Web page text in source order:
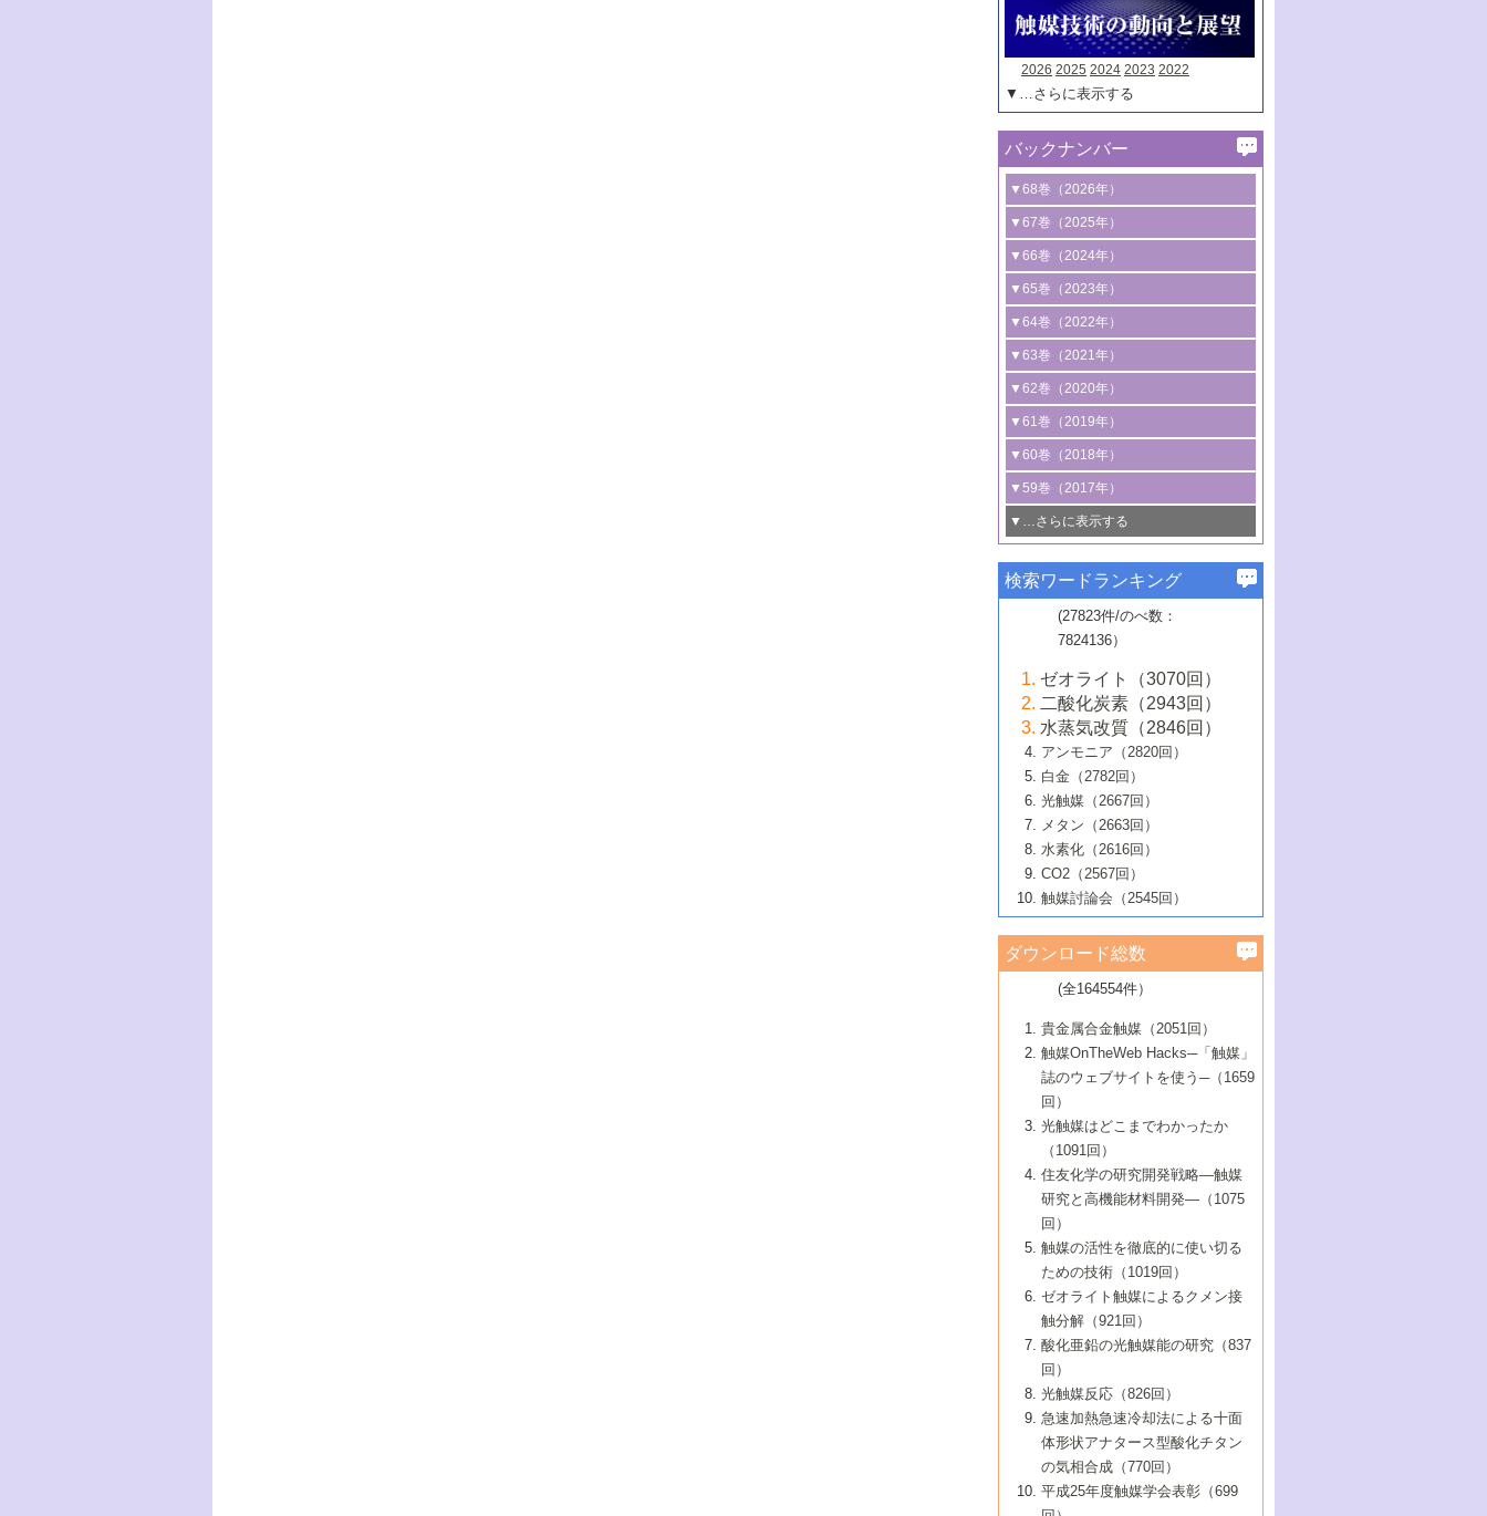
2026 2025 2024 2023 2022
▼…さらに表示する
バックナンバー
▼68巻（2026年）
1号 過酸化水素合成に関する研究動向
2号 コンピューター技術により加速する
触媒開発
3号 有機分子変換やCO 資源化のための
光触媒に関する最近の研究
B号 第137回触媒討論会（2026年）
▼67巻（2025年）
1号 CO
水素化によるグリーン燃料/グリ
ーンケミカル製造
2号 水素製造のための水分解技術に関す
る最近の研究
3号 オレフィン系樹脂の精密合成に関す
る最新技術
4号 アルコール類の効率的変換を実現す
る非貴金属触媒の研究動向
5号 ゼオライトの合成と応用における研
究動向
6号 ヘテロ接合界面
B号 第135回触媒討論会（2025年）
▼66巻（2024年）
1号 低次元ナノ構造を有する触媒材料
2号 規制反応場を活用した固体触媒研究
の新展開
3号 未踏分子変換を目指した酸化触媒プ
ロセスの最前線
4号 シンクロトロン放射光および中性子
線を利用した触媒解析技術の最先端
5号 単原子触媒
6号 参照触媒委員会からのお知らせ
B号 第133回触媒討論会（2023年）
▼65巻（2023年）
1号 炭素が関わる触媒機能
2号 プラスチックケミカルリサイクルの
ための触媒技術
3号 非酸化物系金属化合物を基盤とした
触媒材料の開発
4号 格子酸素・格子酸素欠陥を利用した
触媒反応
5号 生体触媒によるエネルギー変換反応
6号 窒素とリンの循環のための触媒・機
能性材料
▼64巻（2022年）
1号 合成ガス製造とCOを用いるケミカル
ズ合成の最新動向
2号 化学品合成のための合金触媒開発
3号 CO の排出削減および有効活用のた
めの触媒技術
4号 若手による情報発信企画～とびたて
若き触媒の研究者たち～（1）
若き触媒の研究者たち～（2）
6号 石油のノーブル・ユースを志向した
触媒技術
大学：オンライン・対面開催）
▼63巻（2021年）
1号 金触媒の新展開
2号 ペロブスカイト
3号 特殊反応場を利用した触媒的分子変
換反応
4号 多孔質材料を用いた触媒の新展開
5号 情報学的手法を用いた触媒開発
6号 カーボンニュートラルに向けた電解
技術
B号 第127回触媒討論会（2021年・オン
ライン開催(Zoom)のみ）
▼62巻（2020年）
1号 触媒設計を拓く欠陥構造のキャラク
タリゼーション
2号 機能化学品製造に資するクリーンな
触媒的酸化反応
3号 水処理のための触媒化学
4号 光触媒を用いた水分解の最新の研究
動向
5号 次世代の触媒プロセスを支えるマイ
6号 メタン転換技術の最新動向
B号 第125回触媒討論会（2020年・工学
院大学）
▼61巻（2019年）
1号 物質移動制御に着目した触媒プロセ
ス開発
2号 CO2 フリー水素サプライチェーンに
関わる触媒開発動向
3号 精密高分子合成に関する最近の研究
動向
4号 バイオマス化成品製造のための触媒
5号 固体触媒による含窒素有機化合物変
換の最前線
6号 貴金属使用量低減に向けた自動車排
ガス浄化触媒の開発
B号 第123回触媒討論会（2019年・大阪
▼60巻（2018年）
1号 固体酸触媒の最新の研究動向
2号 二酸化炭素からの有用化学品合成
3号 ナノ粒子・クラスター触媒の最前線
4号 60周年記念企画
5号 進化するゼオライト合成技術
6号 非貴金属系触媒における電気化学的
B号 第121回触媒討論会（2018年・東京
大学）
▼59巻（2017年）
1号 いたるところに，触媒
最先端技術
3号 無機分離膜材料の開発と触媒反応プ
ロセスへの適用
5号 水素のふるまいを解き明かす最先端
研究
6号 低級アルカンの有効利用のための触
媒技術
B号 第119回触媒討論会（2017年・首都
大学東京）
▼…さらに表示する
1号 ユニークな構造の高分子を生み出す触
2号 リグニンからの化成品製造に向けた触
媒技術
3号 触媒研究の最先端～とびたて若き研究
者たち～（1）
4号 触媒研究の最先端～とびたて若き研究
者たち～（2）
5号 触媒研究の最先端～とびたて若き研究
者たち～（3）
6号 イオニクス材料と燃料電池・電解合成
の最新の研究動向
B号 第117回触媒討論会（2016年・大阪府
立大学）
▼57巻（2015年）
1号 水素キャリアにかかわる触媒技術の新
2号 石油精製用触媒の最近の進展
3号 固体酸化物形燃料電池（SOFC）におけ
るアノード触媒上での燃料直接改質技術
4号 コアシェル構造の制御による触媒機能
5号 工業触媒およびその周辺技術の最近の
進歩
6号 ナノシート
B号 第115回触媒討論会（2015年・成蹊大
▼56巻（2014年）
2号 光触媒反応機構に関する最新の研究動
向
開発動向
4号 人工光合成に向けた近年のアプローチ
5号 未利用熱エネルギーの有効活用に貢献
する触媒技術
6号 ポリオキソメタレート
B号 第113回触媒討論会（2014年・ロワジ
ールホテル豊橋）
1号 高耐久性燃料電池システム用触媒にお
ける新展開
2号 リビングラジカル重合の最近の動向
3号 天然ガスの化学工業的展開に関する触
媒技術
4号 貴金属触媒の精密構造制御とその活用
5号 バイオマス化成品製造のための固体触
6号 ナノ空間─吸着状態解析から新機能開拓
B号 第111回触媒討論会（2013年・関西大
▼54巻（2012年）
1号 規則性多孔体の利用技術における最近
の進歩
2号 第109回触媒討論会
3号 貴金属低減技術の最新動向
4号 貴金属代替技術の最新動向
5号 光触媒による物質変換反応の新展開
6号 グラフェン
7号 水素を利用する化成品合成の新潮流
▼53巻（2011年）
1号 金属学から見る合金触媒の新展開
2号 第107回触媒討論会
3号 触媒のその場観察法の進歩（１）
4号 触媒のその場観察法の進歩（２）
5号 不活性結合の触媒的活性化による有機
合成
6号 新しい固体酸触媒技術
7号 ゼオライト合成における最近の進歩
▼52巻（2010年）
1号 触媒の劣化対策と長寿命触媒開発
2号 第105回触媒討論会
3号 ナノ構造が拓く新機能
4号 活性サイトおよびその環境の精密な設
計による触媒の高機能化
5号 触媒を有効に使うための技術
7号 有機分子触媒による精密有機合成
8号 高機能化ポリオレフィンに向けた重合
触媒の最近の進展
1号 炭素材料－熱い注目を集める材料－
2号 第103回触媒討論会
3号 環境浄化用光触媒の現状と課題
4号 水素社会の実現に向けた水素製造・貯
蔵技術の進歩
5号 CO2が関わる触媒・材料
7号 持続可能社会実現のための触媒および
触媒関連技術
▼50巻（2008年）
1号 触媒化学と学会のこの10年，半世紀，
そして未来
2号 第101回触媒討論会
4号 錯体を利用したユニークな表面構造の
構築と機能
5号 若手会員による触媒研究の未来展望1：
企業編
6号 第102回触媒討論会
7号 触媒・化学反応における計算化学の進
8号 若手研究者による触媒研究の未来展望
2：大学・研究所編
▼49巻（2007年）
1号 含フッ素化合物の合成と触媒
2号 第99回触媒討論会
3号 実用的ファインケミカル合成プロセス
を実現する触媒
5号 こんな物質，あんな物質―新たな触媒
の可能性―
7号 『結晶の化学』を活かした触媒研究
8号 イオン液体の応用
▼48巻（2006年）
1号 固体酸触媒の最近の進歩
2号 第97回触媒討論会
3号 リビング重合触媒の最近の展開
5号 水素製造・貯蔵のための触媒技術の新
しい展開
6号 第98回触媒討論会
7号 基礎化学品製造の触媒技術
8号 多機能型リアクター
1号 最近の触媒担体とその効果
2号 第95回触媒討論会
4号 水分解用光触媒材料
5号 時間分解分光の進歩と応用
6号 第96回触媒討論会
8号 超臨界流体を用いた化学プロセスの新
▼46巻（2004年）
1号 部分酸化反応触媒の最前線
2号 第93回触媒討論会
3号 特殊エネルギー場の触媒反応
4号 生体内における金属の触媒作用
5号 ファインケミカルズの展開に寄与する
6号 第94回触媒討論会
7号 サブナノレベルでみた新しい表面現象
8号 オレフィン重合触媒の新たな展
▼45巻（2003年）
1号 なぜこの触媒が良いのか？
2号 第91回触媒討論会
3号 最近の自動車排ガス処理技術
4号 触媒研究の現状と将来─第90回触媒討論
5号 基礎化学品製造の触媒技術
6号 第92回触媒討論会
7号 基礎化学品製造の触媒技術
8号 資源の循環と触媒技術
▼44巻（2002年）
1号 高次制御された触媒の化学
2号 第89回触媒討論会
3号 触媒を利用した電気化学の新展開
4号 ナノ材料の調製と機能化
5号 こんな触媒が欲しい
6号 第90回触媒討論会
7号 触媒研究と学術雑誌/情報
8号 若い世代からみた触媒化学の現状と未
▼43巻（2001年）
1号 グリーンケミストリーと触媒
2号 第87回触媒討論会特集号
3号 生体触媒とバイオプロセス
4号 水素製造・利用の触媒化学
5号 触媒研究における新しい切り口：コン
ビナトリアルケミストリー
6号 第88回触媒討論会特集号
7号 企業における触媒研究のブレークスル
8号 この材料を触媒として使ってみません
▼42巻（2000年）
1号 触媒反応工学の明日を拓く
2号 第85回触媒討論会
3号 反応ダイナミクス
5号 触媒のおもしろさをどのように伝える
6号 第86回触媒討論会
7号 水素化精製触媒の新しい展開
8号 新しい反応性と機能性を目指した金属
クラスタ-化学
▼41巻（1999年）
1号 孔、穴、あな?-特異な空間とその利用-
2号 第83回触媒討論会
3号 均一系触媒反応最前線
4号 実用炭素材料の新展開
5号 研究の方法論を考える
7号 機能性金属材料と触媒
8号 触媒研究へのNMRの応用と展望
▼40巻（1998年）
進展と21世紀への提言/創立40周年記念・触
媒学会この10年の歩みとこれから/創立40周
2号 第81回触媒討論会
3号 計算機触媒化学へのさそい
4号 触媒劣化の制御と予測
5号 最新の実用プロセスと触媒
6号 第82回触媒討論会
7号 ナノ構造体の化学
8号 あの反応は今
1号 均一系と不均一系触媒反応-その特徴と
接点
2号 第79回触媒討論会
3号 最新NO除去触媒の実用化研究
4号 新しい反応場を目指した触媒調製
5号 反応・分離技術の新しい展開
6号 第80回触媒討論会
8号 AFMでみる世界
▼38巻（1996年）
1号 触媒の構造と触媒作用/C1化学を中心と
する21世紀への触媒
3号 オリンピックメダル:金・銀・銅はどん
な触媒作用を示すか
4号 触媒作用における機能の複合化
5号 未来を拓け！若手研究者
6号 第78回触媒討論会
7号 ダイナミックな領域への触媒研究の展
開/C1化学を中心とする21世紀への触媒
▼37巻（1995年）
1号 ファインケミカルズと固体触媒
2号 第75回触媒討論会
3号 希土類を利用した触媒
4号 触媒とリサイクル
5号 エネルギー変換触媒
6号 第76回触媒討論会
7号 表面吸着相の新しい展開
8号 マイクロポーラス・クリスタル触媒の
▼36巻（1994年）
1号 電気化学と触媒
2号 第73回触媒討論会
3号 C4化学の展開
4号 《通常号》
5号 《通常号》
6号 第74回触媒討論会
▼35巻（1993年）
1号 工業触媒開発マニュアル―探索から工
業化まで
2号 第71回触媒討論会
3号 研究開発のうらおもて―着想と展開
4号 触媒劣化と寿命の予測
5号 環境に優しい触媒
▼34巻（1992年）
1号 インパクトを与えたこの研究
2号 第69回触媒討論会
3号 ケミカルズ合成触媒―新しい展開と応
▼33巻（1991年）
1号 触媒プロセス開発マニュアル―探索か
ら工業化まで，知っておきたいこと PartII
2号 第67回触媒討論会
▼32巻（1990年）
1号 21世紀に向けて触媒研究の飛躍をめざ
す―触媒化学の裾野を広げよう
2号 第65回触媒討論会
▼31巻（1989年）
1号 情報科学と反応設計・材料設計
▼30巻（1988年）
検索ワードランキング
(27823件/のべ数：
7824136）
ゼオライト（3070回）
二酸化炭素（2943回）
水蒸気改質（2846回）
アンモニア（2820回）
白金（2782回）
光触媒（2667回）
メタン（2663回）
水素化（2616回）
CO2（2567回）
触媒討論会（2545回）
ダウンロード総数
(全164554件）
貴金属合金触媒（2051回）
触媒OnTheWeb Hacks─「触媒」
誌のウェブサイトを使う─（1659
回）
光触媒はどこまでわかったか
（1091回）
住友化学の研究開発戦略―触媒
研究と高機能材料開発―（1075
回）
触媒の活性を徹底的に使い切る
ための技術（1019回）
ゼオライト触媒によるクメン接
触分解（921回）
酸化亜鉛の光触媒能の研究（837
回）
光触媒反応（826回）
急速加熱急速冷却法による十面
体形状アナタース型酸化チタン
の気相合成（770回）
平成25年度触媒学会表彰（699